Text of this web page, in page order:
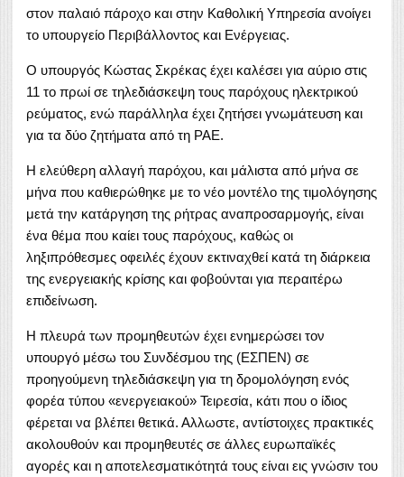
στον παλαιό πάροχο και στην Καθολική Υπηρεσία ανοίγει
το υπουργείο Περιβάλλοντος και Ενέργειας.
Ο υπουργός Κώστας Σκρέκας έχει καλέσει για αύριο στις
11 το πρωί σε τηλεδιάσκεψη τους παρόχους ηλεκτρικού
ρεύματος, ενώ παράλληλα έχει ζητήσει γνωμάτευση και
για τα δύο ζητήματα από τη ΡΑΕ.
Η ελεύθερη αλλαγή παρόχου, και μάλιστα από μήνα σε
μήνα που καθιερώθηκε με το νέο μοντέλο της τιμολόγησης
μετά την κατάργηση της ρήτρας αναπροσαρμογής, είναι
ένα θέμα που καίει τους παρόχους, καθώς οι
ληξιπρόθεσμες οφειλές έχουν εκτιναχθεί κατά τη διάρκεια
της ενεργειακής κρίσης και φοβούνται για περαιτέρω
επιδείνωση.
Η πλευρά των προμηθευτών έχει ενημερώσει τον
υπουργό μέσω του Συνδέσμου της (ΕΣΠΕΝ) σε
προηγούμενη τηλεδιάσκεψη για τη δρομολόγηση ενός
φορέα τύπου «ενεργειακού» Τειρεσία, κάτι που ο ίδιος
φέρεται να βλέπει θετικά. Αλλωστε, αντίστοιχες πρακτικές
ακολουθούν και προμηθευτές σε άλλες ευρωπαϊκές
αγορές και η αποτελεσματικότητά τους είναι εις γνώσιν του